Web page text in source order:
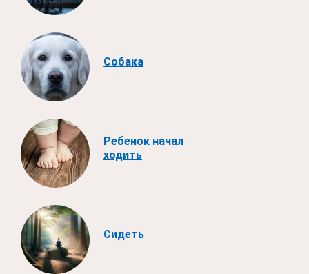
Собака
Ребенок начал
ходить
Сидеть